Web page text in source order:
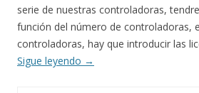
serie de nuestras controladoras,
función del número de controladoras,
controladoras, hay que introducir las
Sigue leyendo →